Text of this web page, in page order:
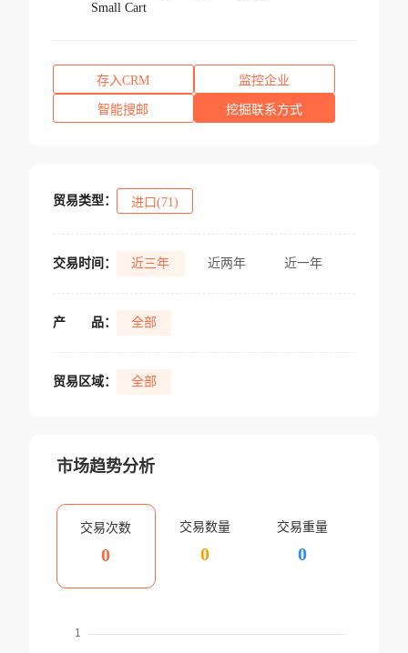
Small Cart
存入CRM 监控企业
智能搜邮 挖掘联系方式
贸易类型： 进口(71)
交易时间： 近三年 近两年 近一年
产 品： 全部
贸易区域： 全部
市场趋势分析
交易次数
0
交易数量
0
交易重量
0